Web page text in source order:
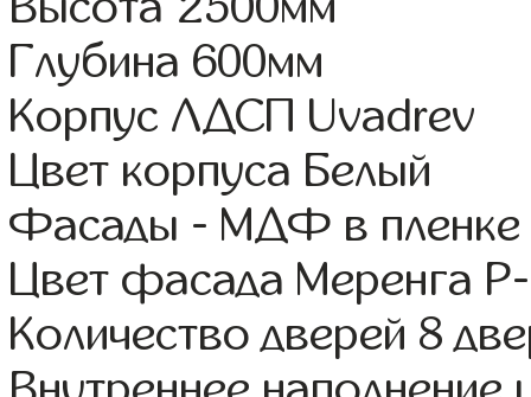
Глубина 600мм
Корпус ЛДСП Uvadrev
Цвет корпуса Белый
Фасады - МДФ в
Цвет фасада Меренга Р-
Количество дверей 8